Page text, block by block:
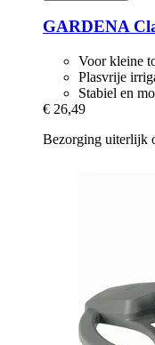
GARDENA
Voor kleine
Plasvrije
Stabiel en
€ 26,49
Bezorging uiterlijk